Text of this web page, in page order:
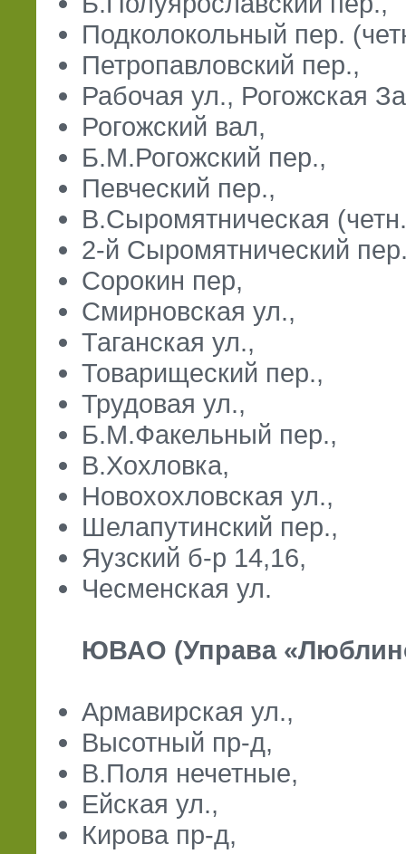
Подколокольный пер.
Петропавловский пер.,
Рабочая ул., Рогожская
Рогожский вал,
Б.М.Рогожский пер.,
Певческий пер.,
В.Сыромятническая
2-й Сыромятнический
Сорокин пер,
Смирновская ул.,
Таганская ул.,
Товарищеский пер.,
Трудовая ул.,
Б.М.Факельный пер.,
В.Хохловка,
Новохохловская ул.,
Шелапутинский пер.,
Яузский б-р 14,16,
Чесменская ул.
ЮВАО (Управа
Армавирская ул.,
Высотный пр-д,
В.Поля нечетные,
Ейская ул.,
Кирова пр-д,